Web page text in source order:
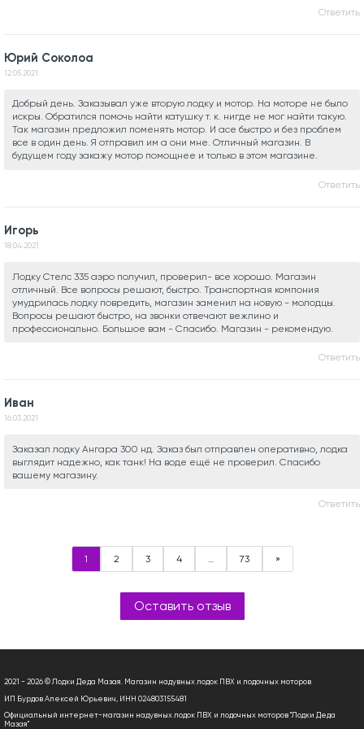
Ответить
Юрий Соколоа
12.05.2021
Добрый день. Заказывал уже вторую лодку и мотор. На моторе не было
искры. Обратился помочь найти катушку т. к. нигде не мог найти такую.
Так магазин предложил поменять мотор. И асе быстро и без проблем
все в один день. Я отправил им а они мне. Отличный магазин. В
будущем году закажу мотор помощнее и только в этом магазине.
Ответить
Игорь
18.04.2021
Лодку Стелс 335 аэро получил, проверил- все хорошо. Магазин
отличный. Все вопросы решают, быстро. Транспортная компония
умудрилась лодку повредить, магазин заменил на новую - молодцы.
Вопросы решают быстро, на звонки отвечают вежлино и
профессионально. Большое вам - Спасибо. Магазин - рекомендую.
Ответить
Иван
16.03.2021
Заказал лодку Ангара 300 нд. Заказ был отправлен оперативно, лодка
выглядит надежно, как танк! На воде ещё не проверил. Спасибо
вашему магазину.
Ответить
1 2 3 4 … 73 »
Оставить отзыв
2021 - 2026 © Лодки Деда Мазая. Магазин надувных лодок ПВХ и лодочных моторов
ИП Бурдов Алексей Юрьевич, ИНН 024803155481
Официальный интернет-магазин надувных лодок ПВХ и лодочных моторов "Лодки Деда
Мазая"